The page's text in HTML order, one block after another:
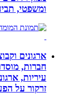
ומשפטי, תביעות
ארגונים וקבוצות
חברות, מוסדות
עיריות, ארגוני
זרקור על